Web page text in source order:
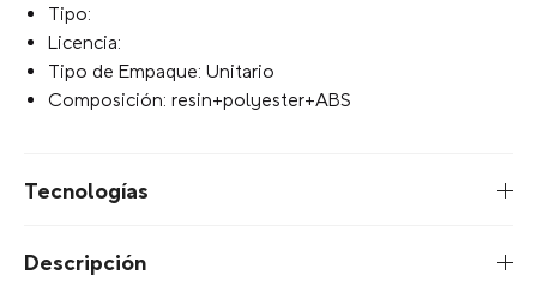
Tipo:
Licencia:
Tipo de Empaque: Unitario
Composición: resin+polyester+ABS
Tecnologías
Descripción